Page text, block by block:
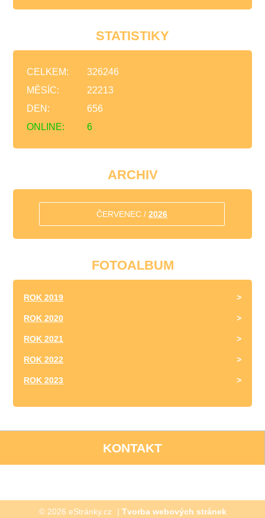
STATISTIKY
ONLINE: 6
CELKEM:
326246
MĚSÍC:
22213
DEN:
656
ARCHIV
ČERVENEC /2026
FOTOALBUM
ROK 2019
ROK 2020
ROK 2021
ROK 2022
ROK 2023
KONTAKT
© 2026 eStránky.cz | Tvorba webových stránek